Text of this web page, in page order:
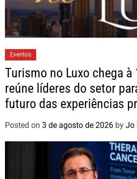
Eventos
Turismo no Luxo chega à
reúne líderes do setor
futuro das experiências
Paulo
Posted on 3 de agosto de 2026 by Jo